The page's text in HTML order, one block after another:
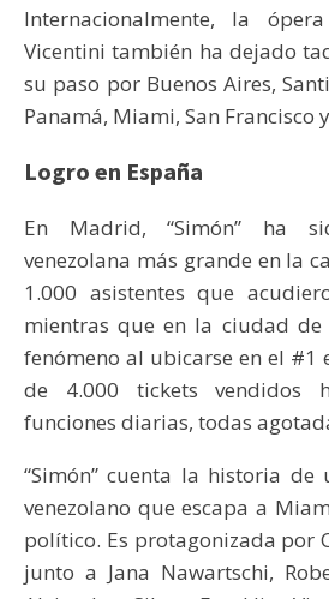
Internacionalmente, la
Vicentini también ha dejado
su paso por Buenos Aires,
Panamá, Miami, San Francisco
Logro en España
En Madrid, “Simón” ha
venezolana más grande en la
1.000 asistentes que
mientras que en la ciudad
fenómeno al ubicarse en el #1
de 4.000 tickets vendidos
funciones diarias, todas
“Simón” cuenta la historia
venezolano que escapa a
político. Es protagonizada por
junto a Jana Nawartschi,